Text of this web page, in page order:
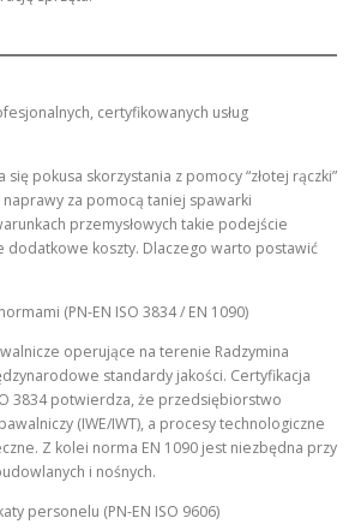
certyfikowanych usług
pokusa skorzystania z pomocy “złotej rączki”
za pomocą taniej spawarki
przemysłowych takie podejście
dodatkowe koszty. Dlaczego warto postawić
(PN-EN ISO 3834 / EN 1090)
operujące na terenie Radzymina
standardy jakości. Certyfikacja
3834 potwierdza, że przedsiębiorstwo
(IWE/IWT), a procesy technologiczne
Z kolei norma EN 1090 jest niezbędna przy
i nośnych.
personelu (PN-EN ISO 9606)